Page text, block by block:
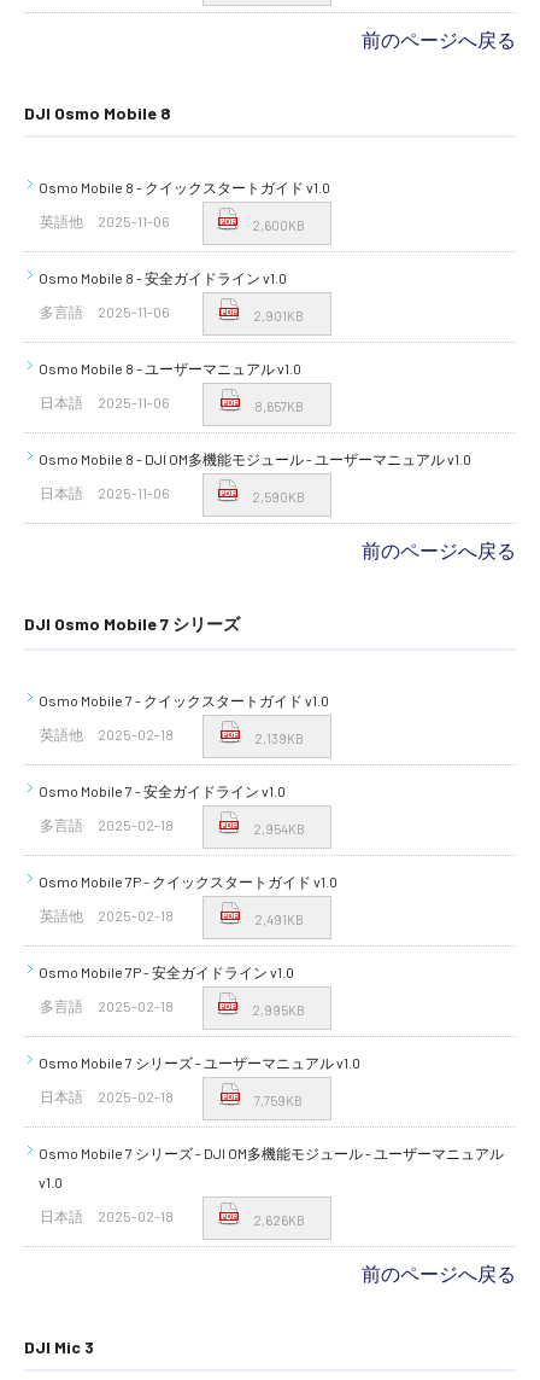
前のページへ戻る
DJI Osmo Mobile 8
Osmo Mobile 8 - クイックスタートガイド v1.0
英語他
2025-11-06 2,600KB
Osmo Mobile 8 - 安全ガイドライン v1.0
多言語
2025-11-06 2,901KB
Osmo Mobile 8 - ユーザーマニュアル v1.0
日本語
2025-11-06 8,657KB
Osmo Mobile 8 - DJI OM多機能モジュール - ユーザーマニュアル v1.0
日本語
2025-11-06 2,590KB
前のページへ戻る
DJI Osmo Mobile 7 シリーズ
Osmo Mobile 7 - クイックスタートガイド v1.0
英語他
2025-02-18 2,139KB
Osmo Mobile 7 - 安全ガイドライン v1.0
多言語
2025-02-18 2,954KB
Osmo Mobile 7P - クイックスタートガイド v1.0
英語他
2025-02-18 2,491KB
Osmo Mobile 7P - 安全ガイドライン v1.0
多言語
2025-02-18 2,995KB
Osmo Mobile 7 シリーズ - ユーザーマニュアル v1.0
日本語
2025-02-18 7,759KB
Osmo Mobile 7 シリーズ - DJI OM多機能モジュール - ユーザーマニュアル
v1.0
日本語
2025-02-18 2,626KB
前のページへ戻る
DJI Mic 3